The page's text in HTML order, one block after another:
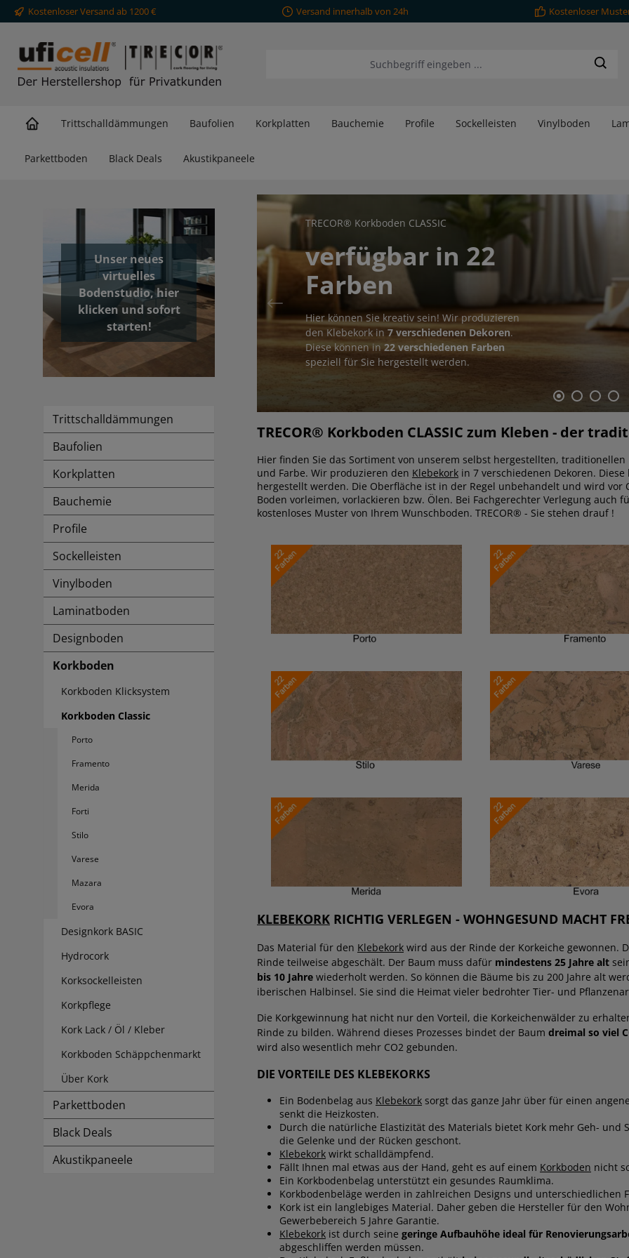
Zur Hauptnavigation springen
Kostenloser Versand ab 1200 € Versand innerhalb von 24h Kostenloser
Trittschalldämmungen Baufolien Korkplatten Bauchemie Profile Sockelleisten Vinylboden
Parkettboden Black Deals Akustikpaneele
Unser neues
virtuelles
Bodenstudio, hier
klicken und sofort
starten!
Trittschalldämmungen
Baufolien
Korkplatten
Bauchemie
Profile
Sockelleisten
Vinylboden
Laminatboden
Designboden
Korkboden
Korkboden Klicksystem
Korkboden Classic
Porto
Framento
Merida
Forti
Stilo
Varese
Mazara
Evora
Designkork BASIC
Hydrocork
Korksockelleisten
Korkpflege
Kork Lack / Öl / Kleber
Korkboden Schäppchenmarkt
Über Kork
Parkettboden
Black Deals
Akustikpaneele
TRECOR® Korkboden CLASSIC
verfügbar in 22
Farben
Hier können Sie kreativ sein! Wir produzieren
den Klebekork in 7 verschiedenen Dekoren.
Diese können in22 verschiedenen Farben
speziell für Sie hergestellt werden.
TRECOR® Korkboden CLASSIC zum Kleben - der
Hier finden Sie das Sortiment von unserem selbst hergestellten,
und Farbe. Wir produzieren den Klebekork in 7 verschiedenen Dekoren.
hergestellt werden. Die Oberfläche ist in der Regel unbehandelt und wird
Boden vorleimen, vorlackieren bzw. Ölen. Bei Fachgerechter Verlegung auch
kostenloses Muster von Ihrem Wunschboden. TRECOR® - Sie stehen drauf !
KLEBEKORK RICHTIG VERLEGEN - WOHNGESUND MACHT
Das Material für den Klebekork wird aus der Rinde der Korkeiche gewonnen.
Rinde teilweise abgeschält. Der Baum muss dafür mindestens 25 Jahre alt
bis 10 Jahre wiederholt werden. So können die Bäume bis zu 200 Jahre alt
iberischen Halbinsel. Sie sind die Heimat vieler bedrohter Tier- und
Die Korkgewinnung hat nicht nur den Vorteil, die Korkeichenwälder zu
Rinde zu bilden. Während dieses Prozesses bindet der Baum dreimal so viel
wird also wesentlich mehr CO2 gebunden.
DIE VORTEILE DES KLEBEKORKS
Ein Bodenbelag aus Klebekork sorgt das ganze Jahr über für einen
senkt die Heizkosten.
Durch die natürliche Elastizität des Materials bietet Kork mehr Geh- und
die Gelenke und der Rücken geschont.
Klebekork wirkt schalldämpfend.
Fällt Ihnen mal etwas aus der Hand, geht es auf einem Korkboden nicht
Ein Korkbodenbelag unterstützt ein gesundes Raumklima.
Korkbodenbeläge werden in zahlreichen Designs und unterschiedlichen
Kork ist ein langlebiges Material. Daher geben die Hersteller für den
Gewerbebereich 5 Jahre Garantie.
Klebekork ist durch seine geringe Aufbauhöhe ideal für
abgeschliffen werden müssen.